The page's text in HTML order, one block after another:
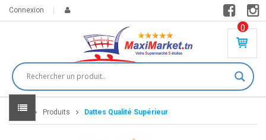
Connexion
0
PR
DU
IT(
S)
Home Produits Dattes Qualité Supérieur